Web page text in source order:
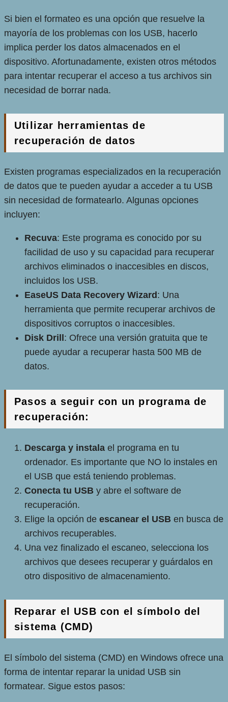
Si bien el formateo es una opción que resuelve la
mayoría de los problemas con los USB, hacerlo
implica perder los datos almacenados en el
dispositivo. Afortunadamente, existen otros métodos
para intentar recuperar el acceso a tus archivos sin
necesidad de borrar nada.
Utilizar herramientas de
recuperación de datos
Existen programas especializados en la recuperación
de datos que te pueden ayudar a acceder a tu USB
sin necesidad de formatearlo. Algunas opciones
incluyen:
Recuva: Este programa es conocido por su
facilidad de uso y su capacidad para recuperar
archivos eliminados o inaccesibles en discos,
incluidos los USB.
EaseUS Data Recovery Wizard: Una
herramienta que permite recuperar archivos de
dispositivos corruptos o inaccesibles.
Disk Drill: Ofrece una versión gratuita que te
puede ayudar a recuperar hasta 500 MB de
datos.
Pasos a seguir con un programa de
recuperación:
Descarga y instala el programa en tu
ordenador. Es importante que NO lo instales en
el USB que está teniendo problemas.
Conecta tu USB y abre el software de
recuperación.
Elige la opción de escanear el USB en busca de
archivos recuperables.
Una vez finalizado el escaneo, selecciona los
archivos que desees recuperar y guárdalos en
otro dispositivo de almacenamiento.
Reparar el USB con el símbolo del
sistema (CMD)
El símbolo del sistema (CMD) en Windows ofrece una
forma de intentar reparar la unidad USB sin
formatear. Sigue estos pasos: